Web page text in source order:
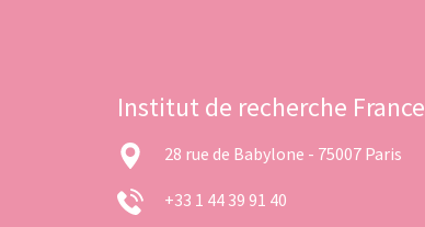
Institut de recherche
28 rue de Babylone - 75007 Paris
+33 1 44 39 91 40